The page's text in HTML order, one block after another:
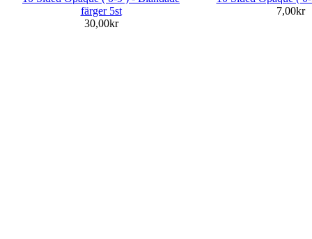
färger 5st
30,00kr
7,00kr